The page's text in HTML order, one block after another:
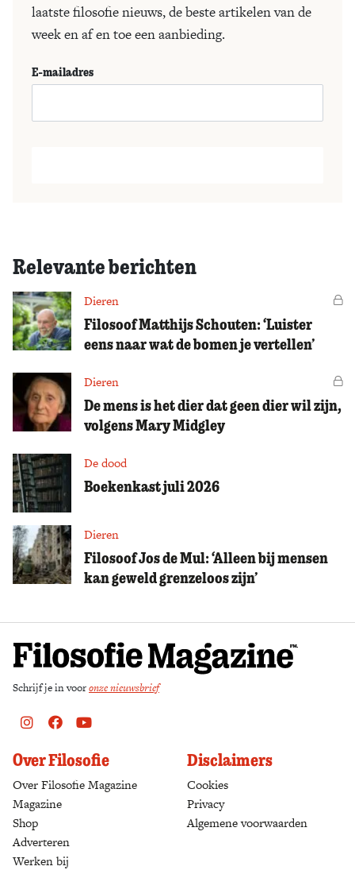
laatste filosofie nieuws, de beste artikelen van de
week en af en toe een aanbieding.
E-mailadres
Relevante berichten
Dieren
Filosoof Matthijs Schouten: ‘Luister
eens naar wat de bomen je vertellen’
Dieren
De mens is het dier dat geen dier wil zijn,
volgens Mary Midgley
De dood
Boekenkast juli 2026
Dieren
Filosoof Jos de Mul: ‘Alleen bij mensen
kan geweld grenzeloos zijn’
Schrijf je in vooronze nieuwsbrief
Instagram
FacebookYoutube
Over Filosofie
Over Filosofie Magazine
Magazine
Shop
Adverteren
Werken bij
Disclaimers
Cookies
Privacy
Algemene voorwaarden